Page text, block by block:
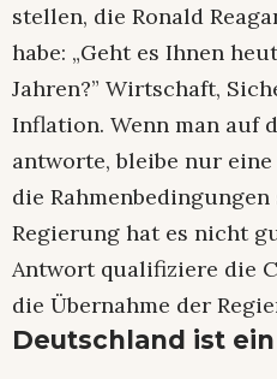
stellen, die Ronald
habe: „Geht es Ihnen
Jahren?” Wirtschaft,
Inflation. Wenn man auf
antworte, bleibe nur
die Rahmenbedingungen
Regierung hat es nicht
Antwort qualifiziere die
die Übernahme der
Deutschland ist